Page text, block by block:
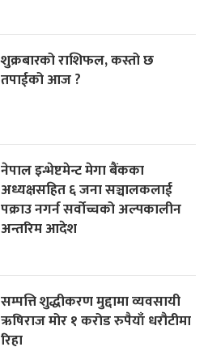
शुक्रबारको राशिफल, कस्तो छ
तपाईको आज ?
नेपाल इन्भेष्टमेन्ट मेगा बैंकका
अध्यक्षसहित ६ जना सञ्चालकलाई
पक्राउ नगर्न सर्वोच्चको अल्पकालीन
अन्तरिम आदेश
सम्पत्ति शुद्धीकरण मुद्दामा व्यवसायी
ऋषिराज मोर १ करोड रुपैयाँ धरौटीमा
रिहा